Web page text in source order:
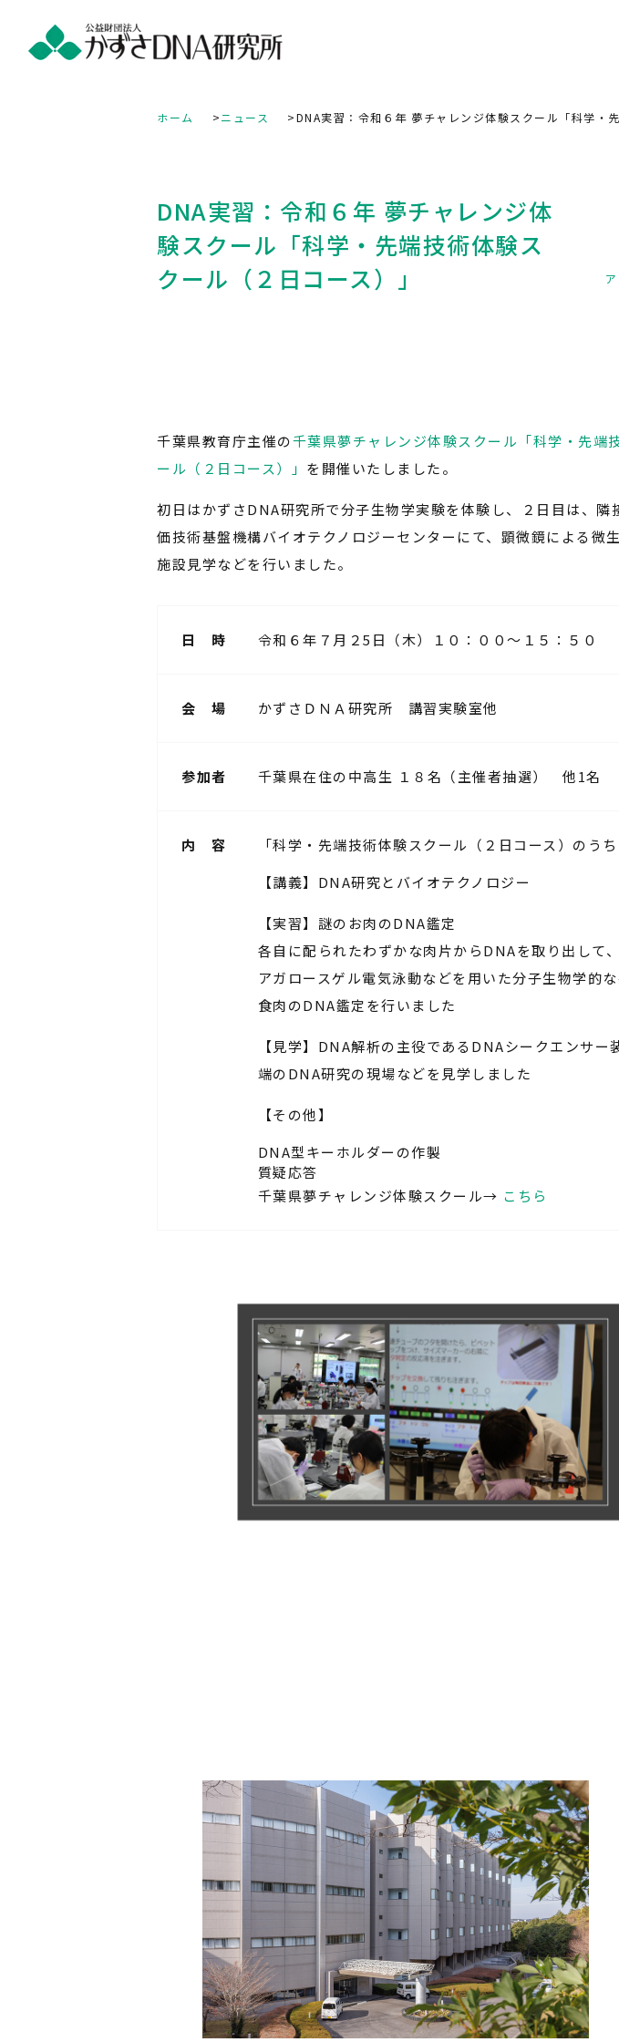
ホーム ニュース DNA実習：令和６年 夢チャレンジ体験スクール「科学・
DNA実習：令和６年 夢チャレンジ体
験スクール「科学・先端技術体験ス
クール（２日コース）」
千葉県教育庁主催の千葉県夢チャレンジ体験スクール「科学・先端
ール（２日コース）」 を開催いたしました。
初日はかずさDNA研究所で分子生物学実験を体験し、２日目は、隣
価技術基盤機構バイオテクノロジーセンターにて、顕微鏡による微
施設見学などを行いました。
日 時 令和６年７月２5日（木）１０：００～１５：５０
会 場 かずさＤＮＡ研究所 講習実験室他
参加者 千葉県在住の中高生 １８名（主催者抽選） 他1名
内 容
「科学・先端技術体験スクール（２日コース）のうち
【講義】 DNA研究とバイオテクノロジー
【実習】謎のお肉のDNA鑑定
各自に配られたわずかな肉片からDNAを取り出して
アガロースゲル電気泳動などを用いた分子生物学的
食肉のDNA鑑定を行いました
【見学】DNA解析の主役であるDNAシークエンサー
端のDNA研究の現場などを見学しました
【その他】
DNA型キーホルダーの作製
質疑応答
千葉県夢チャレンジ体験スクール→ こちら